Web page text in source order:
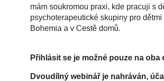
mám soukromou praxi, kde pracuji s
psychoterapeutické skupiny pro
Bohemia a v Cestě domů.
Přihlásit se je možné pouze na oba
Dvoudílný webinář je nahráván,